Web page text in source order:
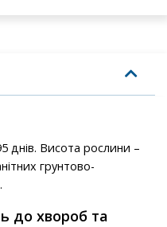
днів. Висота рослини –
грунтово-
до хвороб та